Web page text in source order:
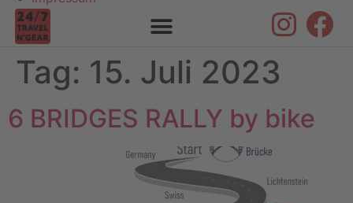
content
Tag: 15. Juli 2023
6 BRIDGES RALLY by bike